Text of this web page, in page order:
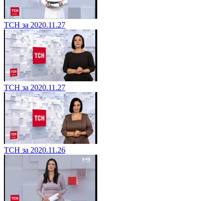
ТСН за 2020.11.27
ТСН за 2020.11.27
ТСН за 2020.11.26